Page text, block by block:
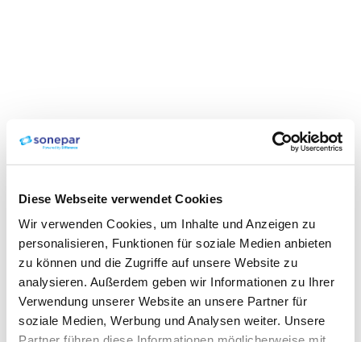
Diese Webseite verwendet Cookies
Wir verwenden Cookies, um Inhalte und Anzeigen zu
personalisieren, Funktionen für soziale Medien anbieten
zu können und die Zugriffe auf unsere Website zu
analysieren. Außerdem geben wir Informationen zu Ihrer
Verwendung unserer Website an unsere Partner für
soziale Medien, Werbung und Analysen weiter. Unsere